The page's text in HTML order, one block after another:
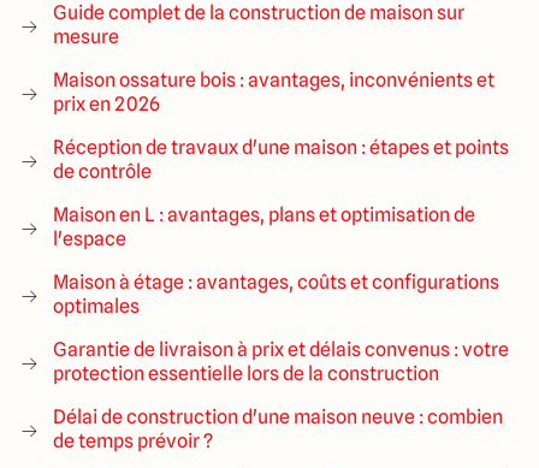
Guide complet de la construction de maison sur
mesure
Maison ossature bois : avantages, inconvénients et
prix en 2026
Réception de travaux d'une maison : étapes et points
de contrôle
Maison en L : avantages, plans et optimisation de
l'espace
Maison à étage : avantages, coûts et configurations
optimales
Garantie de livraison à prix et délais convenus : votre
protection essentielle lors de la construction
Délai de construction d'une maison neuve : combien
de temps prévoir ?